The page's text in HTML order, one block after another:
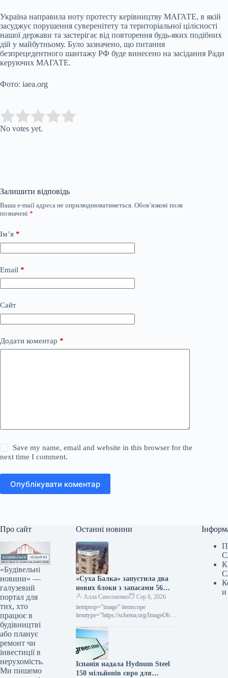
Україна направила ноту протесту керівництву МАГАТЕ, в якій
засуджує порушення суверенітету та територіальної цілісності
нашої держави та застерігає від повторення будь-яких подібних
дій у майбутньому. Було зазначено, що питання
безпрецедентного шантажу РФ буде винесено на засідання Ради
керуючих МАГАТЕ.
Фото: iaea.org
Rate this item:
No votes yet.
Залишити відповідь
Ваша e-mail адреса не оприлюднюватиметься. Обов’язкові поля
позначені *
Ім’я *
Email *
Сайт
Додати коментар *
Save my name, email and website in this browser for the
next time I comment.
Опублікувати коментар
Про сайт
«Будівельні
новини» —
галузевий
портал для
тих, хто
працює в
будівництві
або планує
ремонт чи
інвестиції в
нерухомість.
Ми пишемо
Останні новини
«Суха Балка» запустила два
нових блоки з запасами 56
тис. тонн руди
Алла Самсоненко
Сер 6, 2026
itemprop=”image” itemscope
itemtype=”https://schema.org/ImageObje
Індустрія Суха Балка Роздрукувати
201 06 Серпня 2026 «Суха Балка»
запустила у роботу…
Іспанія надала Hydnum Steel
150 мільйонів євро для
и